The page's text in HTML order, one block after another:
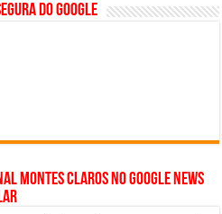
do GOOGLE
Montes Claros no Google News